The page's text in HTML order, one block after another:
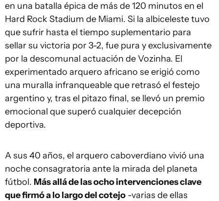
en una batalla épica de más de 120 minutos en el
Hard Rock Stadium de Miami. Si la albiceleste tuvo
que sufrir hasta el tiempo suplementario para
sellar su victoria por 3-2, fue pura y exclusivamente
por la descomunal actuación de Vozinha. El
experimentado arquero africano se erigió como
una muralla infranqueable que retrasó el festejo
argentino y, tras el pitazo final, se llevó un premio
emocional que superó cualquier decepción
deportiva.
A sus 40 años, el arquero caboverdiano vivió una
noche consagratoria ante la mirada del planeta
fútbol. Más allá de las ocho intervenciones clave
que firmó a lo largo del cotejo -varias de ellas